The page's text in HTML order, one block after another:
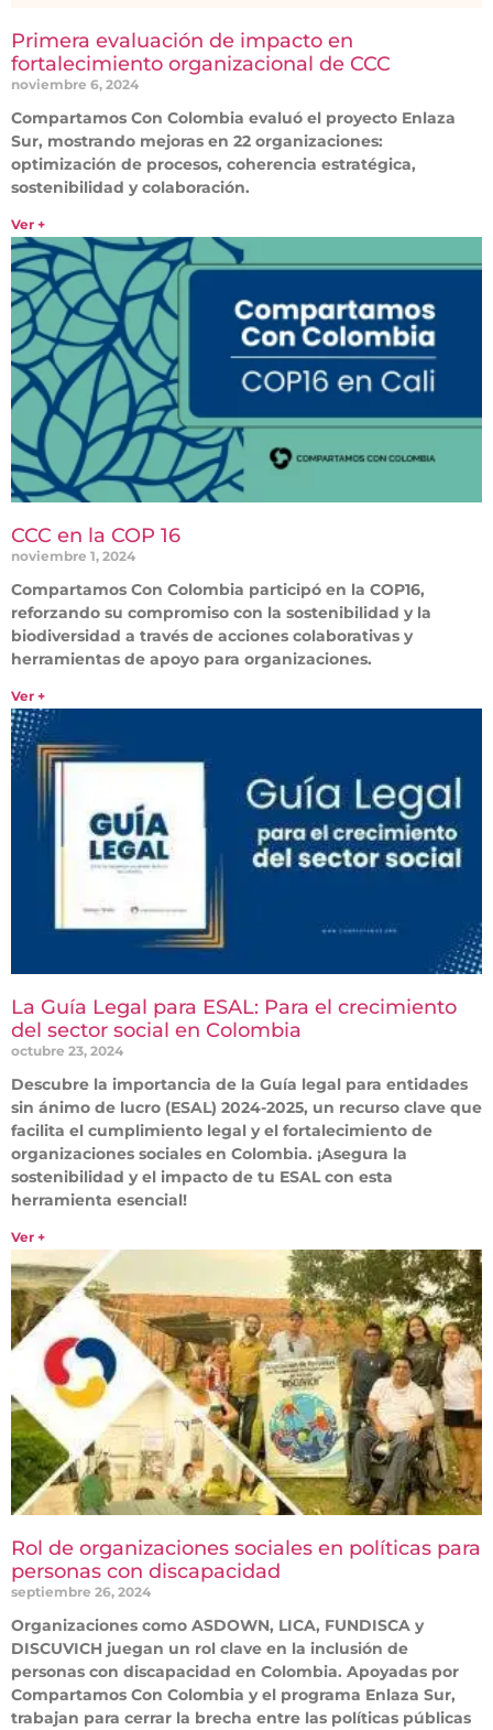
Primera evaluación de impacto en
fortalecimiento organizacional de CCC
noviembre 6, 2024
Compartamos Con Colombia evaluó el proyecto Enlaza
Sur, mostrando mejoras en 22 organizaciones:
optimización de procesos, coherencia estratégica,
sostenibilidad y colaboración.
Ver +
CCC en la COP 16
noviembre 1, 2024
Compartamos Con Colombia participó en la COP16,
reforzando su compromiso con la sostenibilidad y la
biodiversidad a través de acciones colaborativas y
herramientas de apoyo para organizaciones.
Ver +
La Guía Legal para ESAL: Para el crecimiento
del sector social en Colombia
octubre 23, 2024
Descubre la importancia de la Guía legal para entidades
sin ánimo de lucro (ESAL) 2024-2025, un recurso clave que
facilita el cumplimiento legal y el fortalecimiento de
organizaciones sociales en Colombia. ¡Asegura la
sostenibilidad y el impacto de tu ESAL con esta
herramienta esencial!
Ver +
Rol de organizaciones sociales en políticas para
personas con discapacidad
septiembre 26, 2024
Organizaciones como ASDOWN, LICA, FUNDISCA y
DISCUVICH juegan un rol clave en la inclusión de
personas con discapacidad en Colombia. Apoyadas por
Compartamos Con Colombia y el programa Enlaza Sur,
trabajan para cerrar la brecha entre las políticas públicas